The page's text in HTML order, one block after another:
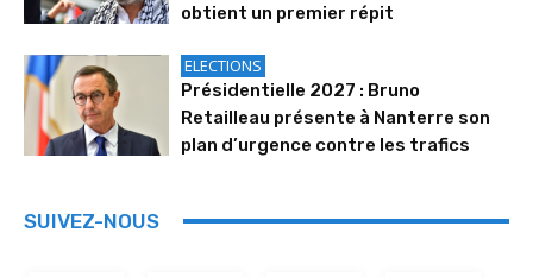
obtient un premier répit
ELECTIONS
Présidentielle 2027 : Bruno
Retailleau présente à Nanterre son
plan d’urgence contre les trafics
SUIVEZ-NOUS